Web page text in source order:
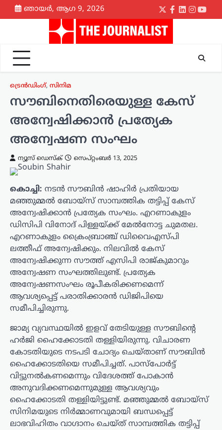
Skip
to
ഞായർ, ആഗ 9, 2026
Twitter
Facebook
LinkedIn
ട്രെൻഡിംഗ്, സിനിമ
സൗബിനെതിരെയുള്ള കേസ്
അന്വേഷിക്കാൻ പ്രത്യേക
അന്വേഷണ സംഘം
ന്യൂസ് ഡെസ്ക് സെപ്റ്റംബർ 13, 2025
കൊച്ചി: നടൻ സൗബിൻ ഷാഹിർ പ്രതിയായ
മഞ്ഞുമ്മൽ ബോയ്സ് സാമ്പത്തിക തട്ടിപ്പ് കേസ്
അന്വേഷിക്കാൻ പ്രത്യേക സംഘം. എറണാകുളം
ഡിസിപി വിനോദ് പിള്ളയ്ക്ക് മേൽനോട്ട ചുമതല.
എറണാകുളം ക്രൈംബ്രാഞ്ച് ഡിവൈഎസ്പി
ലത്തീഫ് അന്വേഷിക്കും. നിലവിൽ കേസ്
അന്വേഷിക്കുന്ന സൗത്ത് എസിപി രാജ്‌കുമാറും
അന്വേഷണ സംഘത്തിലുണ്ട്. പ്രത്യേക
അന്വേഷണസംഘം രൂപീകരിക്കണമെന്ന്
ആവശ്യപ്പെട്ട് പരാതിക്കാരൻ ഡിജിപിയെ
സമീപിച്ചിരുന്നു.
ജാമ്യ വ്യവസ്ഥയിൽ ഇളവ് തേടിയുള്ള സൗബിന്‍റെ
ഹർജി ഹൈക്കോടതി തള്ളിയിരുന്നു. വിചാരണ
കോടതിയുടെ നടപടി ചോദ്യം ചെയ്താണ് സൗബിന്‍
ഹൈക്കോടതിയെ സമീപിച്ചത്. പാസ്പോർട്ട്
വിട്ടുനൽകണമെന്നും വിദേശത്ത് പോകാൻ
അനുവദിക്കണമെന്നുമുള്ള ആവശ്യവും
ഹൈക്കോടതി തള്ളിയിട്ടുണ്ട്. മഞ്ഞുമ്മൽ ബോയ്സ്
സിനിമയുടെ നിർമ്മാണവുമായി ബന്ധപ്പെട്ട്
ലാഭവിഹിതം വാഗ്ദാനം ചെയ്ത് സാമ്പത്തിക തട്ടിപ്പ്